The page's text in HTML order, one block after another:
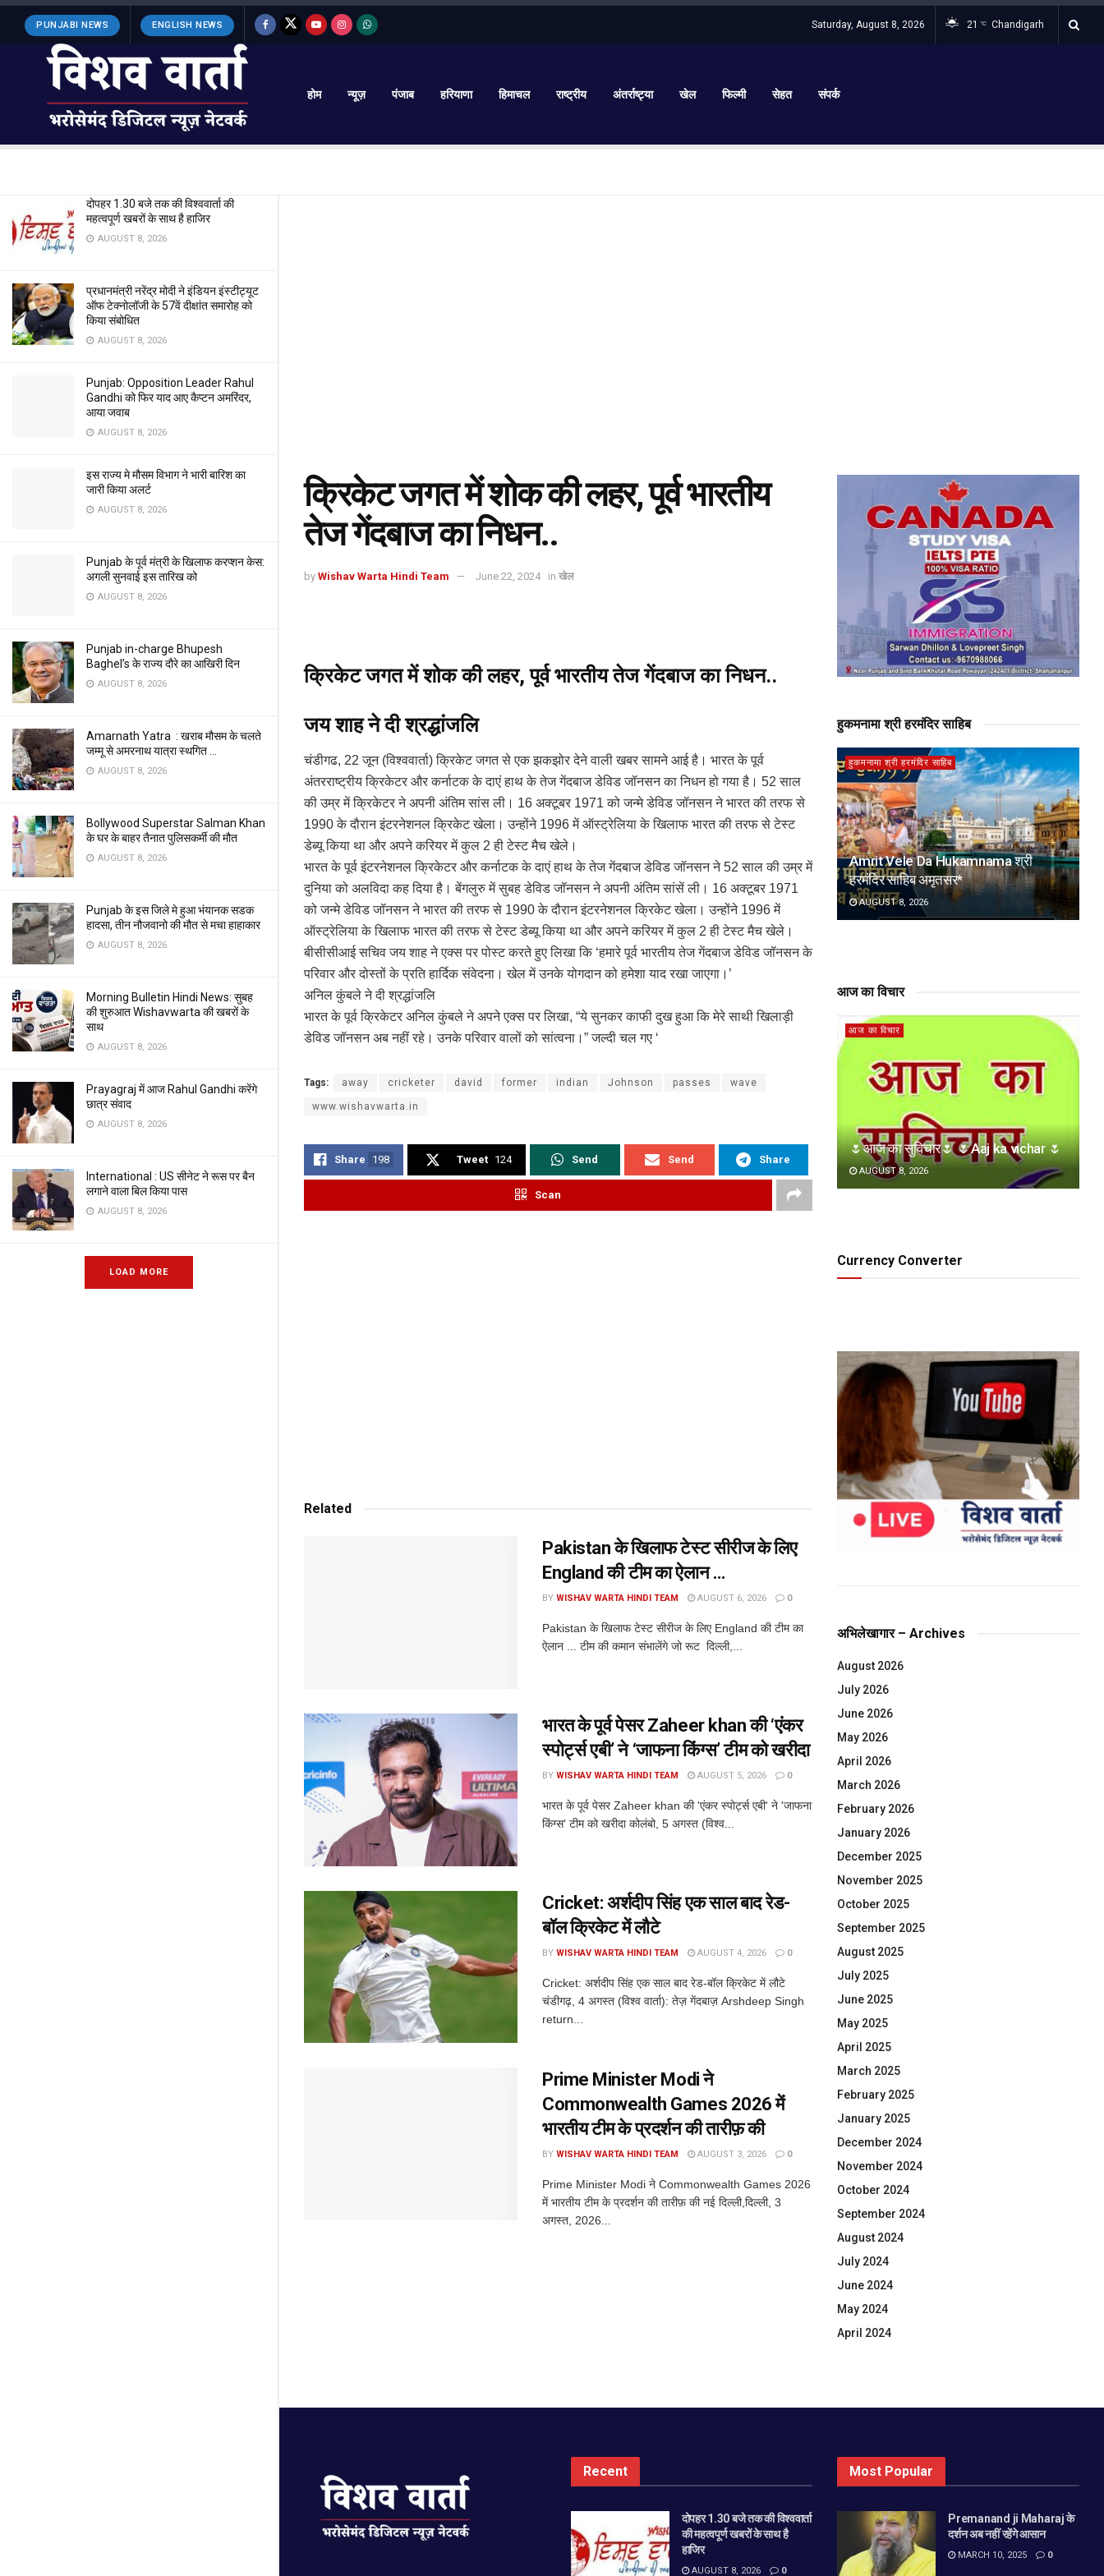
LATEST TRENDING Filter
क्रिकेट जगत में शोक की लहर, पूर्व भारतीय तेज
गेंदबाज का निधन..
दोपहर 1.30 बजे तक की विश्ववार्ता की
महत्वपूर्ण खबरों के साथ है हाजिर
AUGUST 8, 2026
प्रधानमंत्री नरेंद्र मोदी ने इंडियन इंस्टीट्यूट
ऑफ टेक्नोलॉजी के 57वें दीक्षांत समारोह को
किया संबोधित
AUGUST 8, 2026
Punjab: Opposition Leader Rahul
Gandhi को फिर याद आए कैप्टन अमरिंदर,
आया जवाब
AUGUST 8, 2026
इस राज्य मे मौसम विभाग ने भारी बारिश का
जारी किया अलर्ट
AUGUST 8, 2026
Punjab के पूर्व मंत्री के खिलाफ करप्शन केस:
अगली सुनवाई इस तारिख को
AUGUST 8, 2026
Punjab in-charge Bhupesh
Baghel’s के राज्य दौरे का आखिरी दिन
AUGUST 8, 2026
Amarnath Yatra : खराब मौसम के चलते
जम्मू से अमरनाथ यात्रा स्थगित …
AUGUST 8, 2026
Bollywood Superstar Salman Khan
के घर के बाहर तैनात पुलिसकर्मी की मौत
AUGUST 8, 2026
Punjab के इस जिले मे हुआ भंयानक सडक
हादसा, तीन नौजवानो की मौत से मचा हाहाकार
AUGUST 8, 2026
Morning Bulletin Hindi News: सुबह
की शुरुआत Wishavwarta की खबरों के
साथ
AUGUST 8, 2026
Prayagraj में आज Rahul Gandhi करेंगे
छात्र संवाद
AUGUST 8, 2026
International : US सीनेट ने रूस पर बैन
लगाने वाला बिल किया पास
AUGUST 8, 2026
LOAD MORE
PUNJABI NEWS ENGLISH NEWS Saturday, August 8, 2026 21 °C Chandigarh
होम न्यूज़ पंजाब हरियाणा हिमाचल राष्ट्रीय अंतर्राष्ट्या खेल फिल्मी सेहत संपर्क
क्रिकेट जगत में शोक की लहर, पूर्व भारतीय
तेज गेंदबाज का निधन..
by Wishav Warta Hindi Team June 22, 2024 in खेल
क्रिकेट जगत में शोक की लहर, पूर्व भारतीय तेज गेंदबाज का निधन..
जय शाह ने दी श्रद्धांजलि
चंडीगढ, 22 जून (विश्ववार्ता) क्रिकेट जगत से एक झकझोर देने वाली खबर सामने आई है। भारत के पूर्व
अंतरराष्ट्रीय क्रिकेटर और कर्नाटक के दाएं हाथ के तेज गेंदबाज डेविड जॉनसन का निधन हो गया है। 52 साल
की उम्र में क्रिकेटर ने अपनी अंतिम सांस ली। 16 अक्टूबर 1971 को जन्मे डेविड जॉनसन ने भारत की तरफ से
1990 के दौरान इंटरनेशनल क्रिकेट खेला। उन्होंने 1996 में ऑस्ट्रेलिया के खिलाफ भारत की तरफ से टेस्ट
डेब्यू किया था और अपने करियर में कुल 2 ही टेस्ट मैच खेले।
भारत के पूर्व इंटरनेशनल क्रिकेटर और कर्नाटक के दाएं हाथ के तेज गेंदबाज डेविड जॉनसन ने 52 साल की उम्र में
दुनिया को अलविदा कह दिया है। बेंगलुरु में सुबह डेविड जॉनसन ने अपनी अंतिम सांसें ली। 16 अक्टूबर 1971
को जन्मे डेविड जॉनसन ने भारत की तरफ से 1990 के दौरान इंटरनेशनल क्रिकेट खेला। उन्होंने 1996 में
ऑस्ट्रेलिया के खिलाफ भारत की तरफ से टेस्ट डेब्यू किया था और अपने करियर में कुल 2 ही टेस्ट मैच खेले।
बीसीसीआई सचिव जय शाह ने एक्स पर पोस्ट करते हुए लिखा कि ‘हमारे पूर्व भारतीय तेज गेंदबाज डेविड जॉनसन के
परिवार और दोस्तों के प्रति हार्दिक संवेदना। खेल में उनके योगदान को हमेशा याद रखा जाएगा।’
अनिल कुंबले ने दी श्रद्धांजलि
भारत के पूर्व क्रिकेटर अनिल कुंबले ने अपने एक्स पर लिखा, “ये सुनकर काफी दुख हुआ कि मेरे साथी खिलाड़ी
डेविड जॉनसन अब नहीं रहे। उनके परिवार वालों को सांत्वना।” जल्दी चल गए ‘
Tags: away cricketer david former indian Johnson passes wave
www.wishavwarta.in
Share 198 Tweet 124 Send Send Share
Scan
Related
Pakistan के खिलाफ टेस्ट सीरीज के लिए
England की टीम का ऐलान …
BY WISHAV WARTA HINDI TEAM AUGUST 6, 2026 0
Pakistan के खिलाफ टेस्ट सीरीज के लिए England की टीम का
ऐलान ... टीम की कमान संभालेंगे जो रूट दिल्ली,...
भारत के पूर्व पेसर Zaheer khan की ‘एंकर
स्पोर्ट्स एबी’ ने ‘जाफना किंग्स’ टीम को खरीदा
BY WISHAV WARTA HINDI TEAM AUGUST 5, 2026 0
भारत के पूर्व पेसर Zaheer khan की 'एंकर स्पोर्ट्स एबी' ने 'जाफना
किंग्स' टीम को खरीदा कोलंबो, 5 अगस्त (विश्व...
Cricket: अर्शदीप सिंह एक साल बाद रेड-
बॉल क्रिकेट में लौटे
BY WISHAV WARTA HINDI TEAM AUGUST 4, 2026 0
Cricket: अर्शदीप सिंह एक साल बाद रेड-बॉल क्रिकेट में लौटे
चंडीगढ़, 4 अगस्त (विश्व वार्ता): तेज़ गेंदबाज़ Arshdeep Singh
return...
Prime Minister Modi ने
Commonwealth Games 2026 में
भारतीय टीम के प्रदर्शन की तारीफ़ की
BY WISHAV WARTA HINDI TEAM AUGUST 3, 2026 0
Prime Minister Modi ने Commonwealth Games 2026
में भारतीय टीम के प्रदर्शन की तारीफ़ की नई दिल्ली,दिल्ली, 3
अगस्त, 2026...
हुकमनामा श्री हरमंदिर साहिब
हुकमनामा श्री हरमंदिर साहिब
Amrit Vele Da Hukamnama श्री
हरमंदिर साहिब अमृतसर*
AUGUST 8, 2026
आज का विचार
आज का विचार
🌷आज का सुविचार🌷 🌷Aaj ka vichar 🌷
AUGUST 8, 2026
Currency Converter
अभिलेखागार – Archives
August 2026
July 2026
June 2026
May 2026
April 2026
March 2026
February 2026
January 2026
December 2025
November 2025
October 2025
September 2025
August 2025
July 2025
June 2025
May 2025
April 2025
March 2025
February 2025
January 2025
December 2024
November 2024
October 2024
September 2024
August 2024
July 2024
June 2024
May 2024
April 2024
Recent
दोपहर 1.30 बजे तक की विश्ववार्ता
की महत्वपूर्ण खबरों के साथ है
हाजिर
AUGUST 8, 2026 0
Most Popular
Premanand ji Maharaj के
दर्शन अब नहीं रहेंगे आसान
MARCH 10, 2025 0